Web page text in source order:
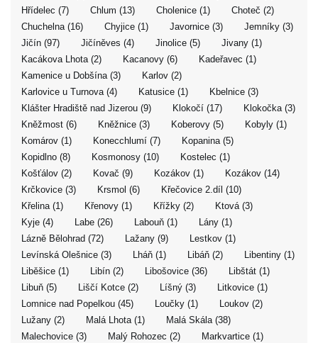
Hřídelec (7)
Chlum (13) Cholenice (1)
Choteč (2)
Chuchelna (16)
Chyjice (1) Javornice (3)
Jemníky (3)
Jičín (97)
Jičíněves (4) Jinolice (5)
Jivany (1)
Kacákova Lhota (2)
Kacanovy (6)
Kadeřavec (1)
Kamenice u Dobšína (3)
Karlov (2)
Karlovice u Turnova (4)
Katusice (1)
Kbelnice (3)
Klášter Hradiště nad Jizerou (9)
Klokočí (17)
Klokočka (3)
Kněžmost (6)
Kněžnice (3) Koberovy (5)
Kobyly (1)
Komárov (1)
Konecchlumí (7)
Kopanina (5)
Kopidlno (8)
Kosmonosy (10)
Kostelec (1)
Košťálov (2)
Kovač (9) Kozákov (1)
Kozákov (14)
Krčkovice (3)
Krsmol (6)
Křečovice 2.díl (10)
Křelina (1)
Křenovy (1) Křížky (2)
Ktová (3)
Kyje (4)
Labe (26) Labouň (1)
Lány (1)
Lázně Bělohrad (72)
Lažany (9)
Lestkov (1)
Levínská Olešnice (3)
Lháň (1) Libáň (2)
Libentiny (1)
Liběšice (1)
Libín (2) Libošovice (36)
Libštát (1)
Libuň (5)
Liščí Kotce (2) Líšný (3)
Litkovice (1)
Lomnice nad Popelkou (45)
Loučky (1)
Loukov (2)
Lužany (2)
Malá Lhota (1)
Malá Skála (38)
Malechovice (3)
Malý Rohozec (2)
Markvartice (1)